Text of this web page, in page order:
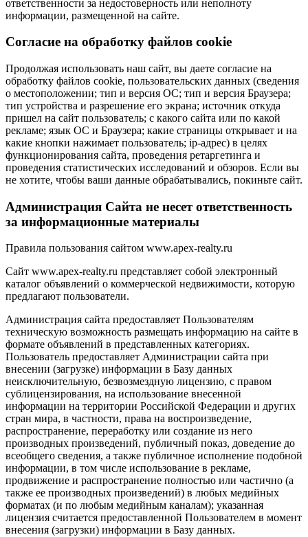
ответственности за недостоверность или неполноту
информации, размещенной на сайте.
Cогласие на обработку файлов cookie
Продолжая использовать наш сайт, вы даете согласие на
обработку файлов cookie, пользовательских данных (сведения
о местоположении; тип и версия ОС; тип и версия Браузера;
тип устройства и разрешение его экрана; источник откуда
пришел на сайт пользователь; с какого сайта или по какой
рекламе; язык ОС и Браузера; какие страницы открывает и на
какие кнопки нажимает пользователь; ip-адрес) в целях
функционирования сайта, проведения ретаргетинга и
проведения статистических исследований и обзоров. Если вы
не хотите, чтобы ваши данные обрабатывались, покиньте сайт.
Администрация Сайта не несет ответственность
за информационные материалы
Правила пользования сайтом www.apex-realty.ru
Сайт www.apex-realty.ru представляет собой электронный
каталог объявлений о коммерческой недвижимости, которую
предлагают пользователи.
Администрация сайта предоставляет Пользователям
техническую возможность размещать информацию на сайте в
формате объявлений в представленных категориях.
Пользователь предоставляет Администрации сайта при
внесении (загрузке) информации в Базу данных
неисключительную, безвозмездную лицензию, с правом
сублицензирования, на использование внесенной
информации на территории Российской Федерации и других
стран мира, в частности, права на воспроизведение,
распространение, переработку или создание из него
производных произведений, публичный показ, доведение до
всеобщего сведения, а также публичное исполнение подобной
информации, в том числе использование в рекламе,
продвижение и распространение полностью или частично (а
также ее производных произведений) в любых медийных
форматах (и по любым медийным каналам); указанная
лицензия считается предоставленной Пользователем в момент
внесения (загрузки) информации в Базу данных.